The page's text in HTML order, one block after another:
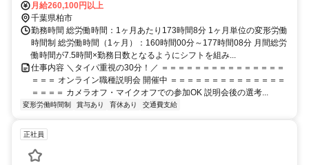
Ｒ常磐線 柏西口徒歩約3分、ＪＲ常磐線/東京メトロ千代田線 北柏南
口徒歩約33分
月給260,100円以上
千葉県柏市
勤務時間 総労働時間：1ヶ月あたり173時間8分 1ヶ月単位の変形労働
時間制 総労働時間（1ヶ月）：160時間00分～177時間08分 月間総労
働時間が7.5時間×勤務日数となるようにシフトを組み...
仕事内容 ＼タイパ重視の30分！／ ＝＝＝＝＝＝＝＝＝＝＝＝＝＝＝
＝＝＝ オンライン職種説明会 開催中 ＝＝＝＝＝＝＝＝＝＝＝＝＝＝
＝＝＝＝ カメラオフ・マイクオフでの参加OK 説明会後の選考...
変形労働時間制 賞与あり 育休あり 交通費支給
正社員